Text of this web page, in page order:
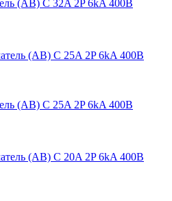
(АВ) C 32A 2P 6kA 400В
(АВ) C 25A 2P 6kA 400В